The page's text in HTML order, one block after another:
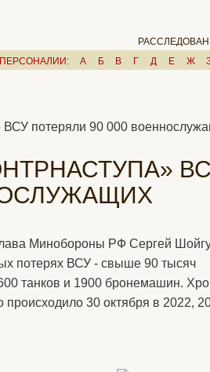
ПЕРСОНАЛИИ:
А Б В Г Д Е Ж
ВСУ потеряли 90 000
Минобороны РФ Сергей
потерях ВСУ - свыше 90 тысяч
танков и 1900 бронемашин.
30 октября в 2022,